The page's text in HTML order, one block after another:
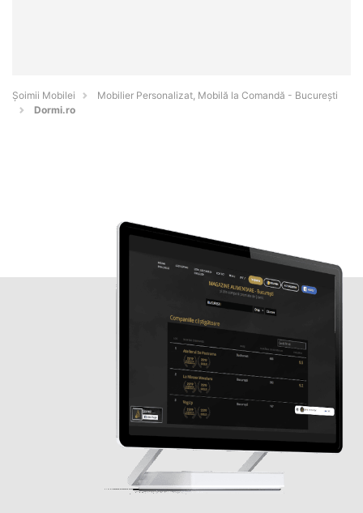
Șoimii Mobilei
Mobilier Personalizat, Mobilă la Comandă - Bucureşti
Dormi.ro